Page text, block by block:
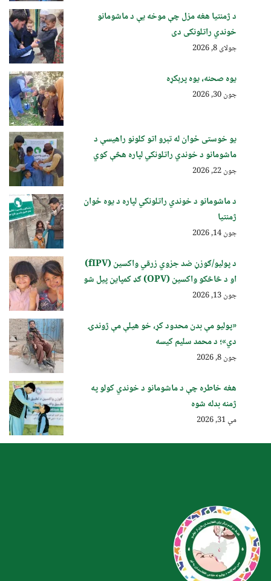
د ژمنتیا هغه مزل چې موخه یې د ماشومانو
خوندي راتلونکی دی
جولای 8, 2026
یوه صحنه، یوه پرېکړه
جون 30, 2026
یو خوستی ځوان له تېرو اتو کلونو راهیسې د
ماشومانو د خوندي راتلونکي لپاره هڅې کوي
جون 22, 2026
د ماشومانو د خوندي راتلونکي لپاره د یوه ځوان
ژمنتیا
جون 14, 2026
د پولیو/ګوزڼ ضد جزوي زرقي واکسین (fIPV)
او د څاڅکو واکسین (OPV) ګډ کمپاین پيل شو
جون 13, 2026
«پولیو مې بدن محدود کړ، خو هیلې مې ژوندۍ
دي»؛ د محمد سلیم کیسه
جون 8, 2026
هغه خاطره چې د ماشومانو د خوندي کولو په
ژمنه بدله شوه
مې 31, 2026